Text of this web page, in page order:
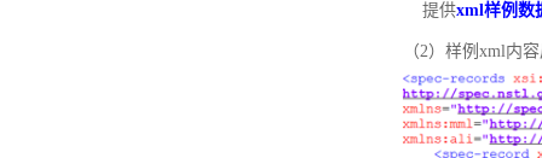
提供xml样例数
（2）样例xml内